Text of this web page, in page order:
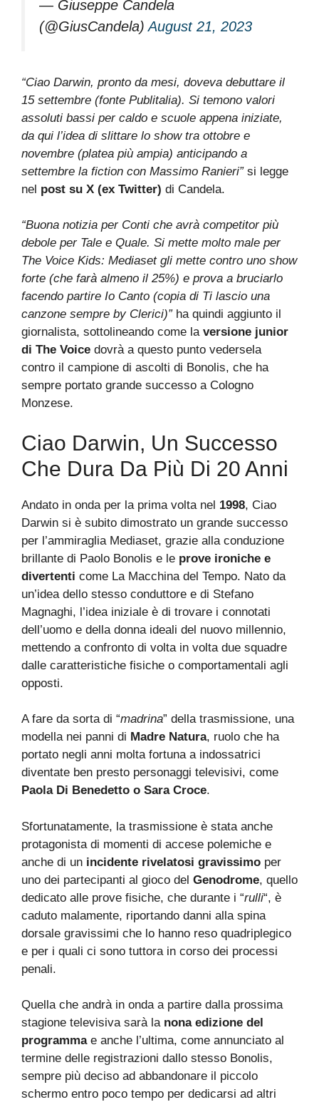
— Giuseppe Candela
(@GiusCandela)August 21, 2023
“Ciao Darwin, pronto da mesi, doveva debuttare il
15 settembre (fonte Publitalia). Si temono valori
assoluti bassi per caldo e scuole appena iniziate,
da qui l’idea di slittare lo show tra ottobre e
novembre (platea più ampia) anticipando a
settembre la fiction con Massimo Ranieri”si legge
nel post su X (ex Twitter) di Candela.
“Buona notizia per Conti che avrà competitor più
debole per Tale e Quale. Si mette molto male per
The Voice Kids: Mediaset gli mette contro uno show
forte (che farà almeno il 25%) e prova a bruciarlo
facendo partire Io Canto (copia di Ti lascio una
canzone sempre by Clerici)”ha quindi aggiunto il
giornalista, sottolineando come la versione junior
di The Voice dovrà a questo punto vedersela
contro il campione di ascolti di Bonolis, che ha
sempre portato grande successo a Cologno
Monzese.
Ciao Darwin, Un Successo
Che Dura Da Più Di 20 Anni
Andato in onda per la prima volta nel 1998, Ciao
Darwin si è subito dimostrato un grande successo
per l’ammiraglia Mediaset, grazie alla conduzione
brillante di Paolo Bonolis e le prove ironiche e
divertenti come La Macchina del Tempo. Nato da
un’idea dello stesso conduttore e di Stefano
Magnaghi, l’idea iniziale è di trovare i connotati
dell’uomo e della donna ideali del nuovo millennio,
mettendo a confronto di volta in volta due squadre
dalle caratteristiche fisiche o comportamentali agli
opposti.
A fare da sorta di “madrina” della trasmissione, una
modella nei panni di Madre Natura, ruolo che ha
portato negli anni molta fortuna a indossatrici
diventate ben presto personaggi televisivi, come
Paola Di Benedetto o Sara Croce.
Sfortunatamente, la trasmissione è stata anche
protagonista di momenti di accese polemiche e
anche di un incidente rivelatosi gravissimo per
uno dei partecipanti al gioco del Genodrome, quello
dedicato alle prove fisiche, che durante i “rulli“, è
caduto malamente, riportando danni alla spina
dorsale gravissimi che lo hanno reso quadriplegico
e per i quali ci sono tuttora in corso dei processi
penali.
Quella che andrà in onda a partire dalla prossima
stagione televisiva sarà la nona edizione del
programmae anche l’ultima, come annunciato al
termine delle registrazioni dallo stesso Bonolis,
sempre più deciso ad abbandonare il piccolo
schermo entro poco tempo per dedicarsi ad altri